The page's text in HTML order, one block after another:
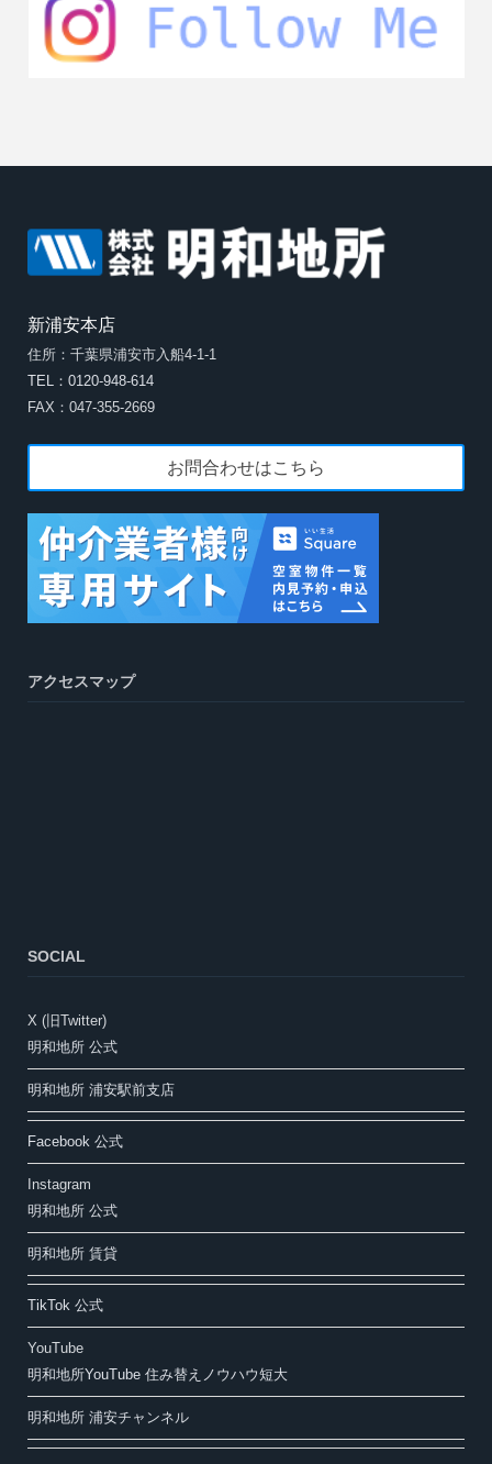
新浦安本店
住所：千葉県浦安市入船4-1-1
TEL：0120-948-614
FAX：047-355-2669
お問合わせはこちら
アクセスマップ
SOCIAL
X (旧Twitter)
明和地所 公式
明和地所 浦安駅前支店
Facebook 公式
Instagram
明和地所 公式
明和地所 賃貸
TikTok 公式
YouTube
明和地所YouTube 住み替えノウハウ短大
明和地所 浦安チャンネル